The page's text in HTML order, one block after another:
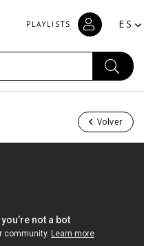
PLAYLISTS ES
Volver